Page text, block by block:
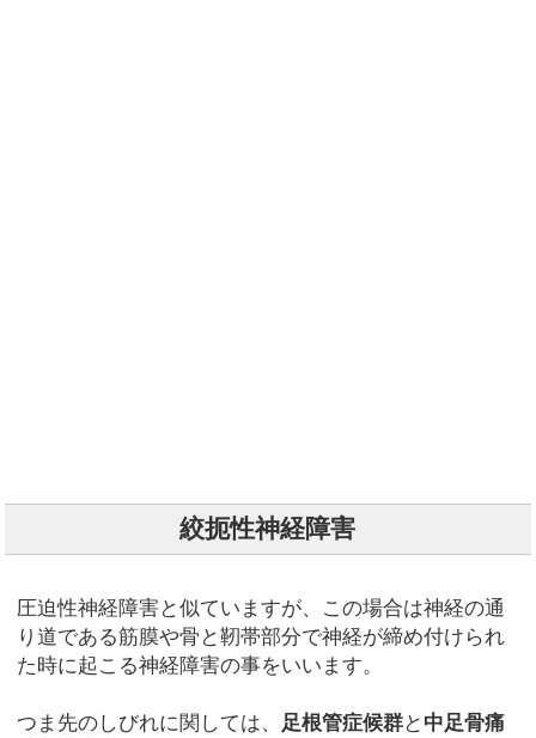
絞扼性神経障害
圧迫性神経障害と似ていますが、この場合は神経の通
り道である筋膜や骨と靭帯部分で神経が締め付けられ
た時に起こる神経障害の事をいいます。
つま先のしびれに関しては、 足根管症候群と 中足骨痛